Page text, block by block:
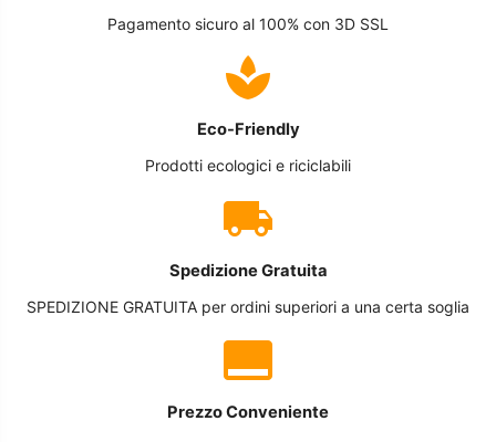
Pagamento sicuro al 100% con 3D SSL
Eco-Friendly
Prodotti ecologici e riciclabili
Spedizione Gratuita
SPEDIZIONE GRATUITA per ordini superiori a una certa soglia
Prezzo Conveniente